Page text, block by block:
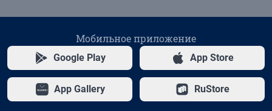
Мобильное приложение
Google Play App Store
App Gallery RuStore